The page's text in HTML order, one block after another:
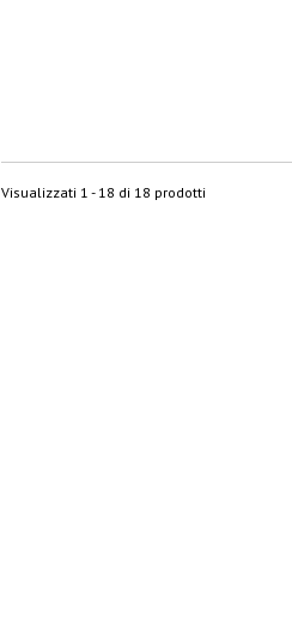
Visualizzati 1 - 18 di 18 prodotti